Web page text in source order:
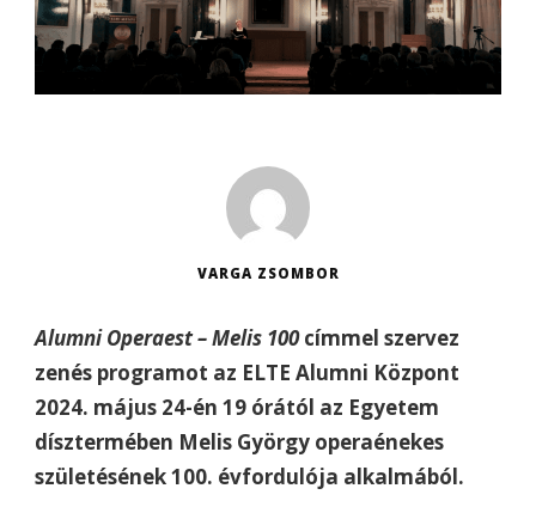
VARGA ZSOMBOR
Alumni Operaest – Melis 100címmel szervez
zenés programot az ELTE Alumni Központ
2024. május 24-én 19 órától az Egyetem
dísztermében Melis György operaénekes
születésének 100. évfordulója alkalmából.